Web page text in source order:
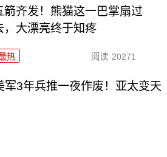
箭齐发！熊猫这一巴掌扇过
，大漂亮终于知疼
热 阅读 20271
军3年兵推一夜作废！亚太变天